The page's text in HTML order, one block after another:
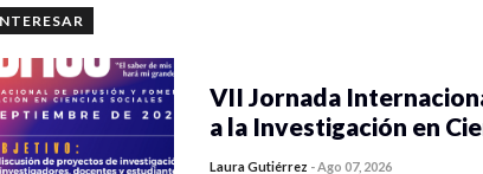
VII Jornada
a la Investigación en
Laura Gutiérrez -Ago 07, 2026